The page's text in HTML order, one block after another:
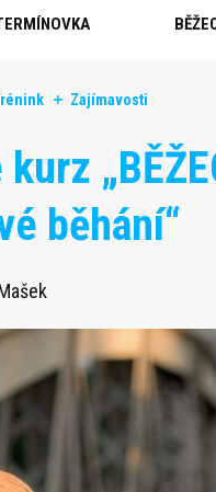
Zajímavosti
běhání“